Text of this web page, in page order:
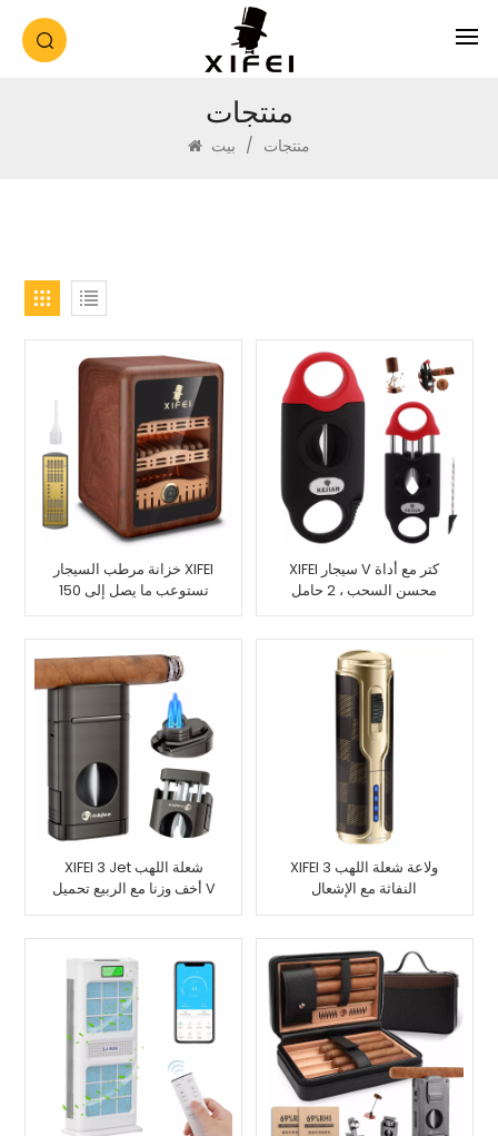
منتجات
/ منتجات
خزانة مرطب السيجار XIFEI
تستوعب ما يصل إلى 150
سيجار
XIFEI سيجار V كتر مع أداة
محسن السحب ، 2 حامل
سيجار ، قطع ما يصل إلى
XIFEI 3 Jet شعلة اللهب
أخف وزنا مع الربيع تحميل V
القاطع
XIFEI 3 ولاعة شعلة اللهب
النفاثة مع الإشعال
الإلكتروني